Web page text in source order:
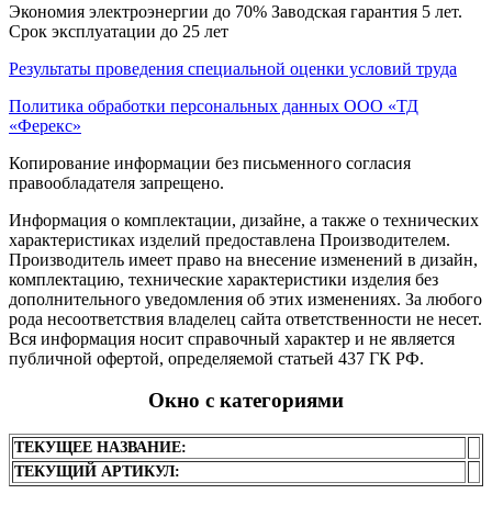
Экономия электроэнергии до 70% Заводская гарантия 5 лет.
Срок эксплуатации до 25 лет
Результаты проведения специальной оценки условий труда
Политика обработки персональных данных ООО «ТД
«Ферекс»
Копирование информации без письменного согласия
правообладателя запрещено.
Информация о комплектации, дизайне, а также о технических
характеристиках изделий предоставлена Производителем.
Производитель имеет право на внесение изменений в дизайн,
комплектацию, технические характеристики изделия без
дополнительного уведомления об этих изменениях. За любого
рода несоответствия владелец сайта ответственности не несет.
Вся информация носит справочный характер и не является
публичной офертой, определяемой статьей 437 ГК РФ.
Окно с категориями
ТЕКУЩЕЕ НАЗВАНИЕ:
ТЕКУЩИЙ АРТИКУЛ: